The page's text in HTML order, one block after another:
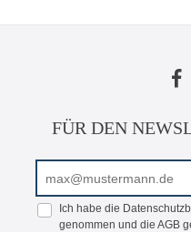
FÜR DEN
Ich habe die
genommen und die AGB